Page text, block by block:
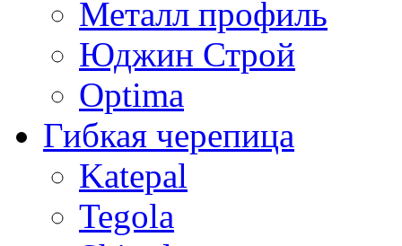
Металл профиль
Юджин Строй
Optima
Гибкая черепица
Katepal
Tegola